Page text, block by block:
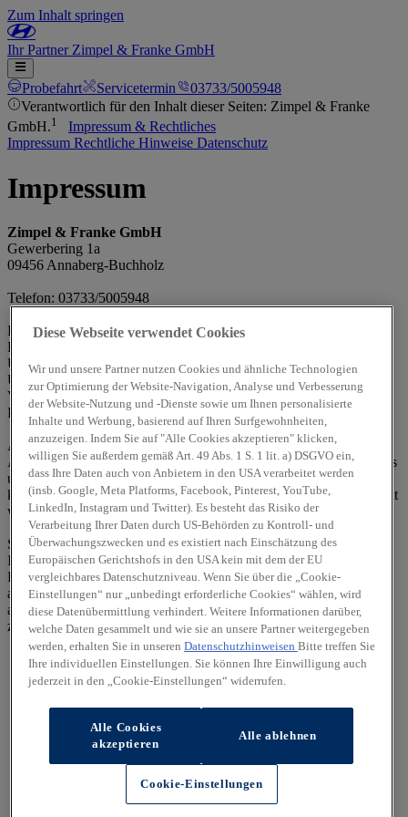
Zum Inhalt springen
IhrPartner Zimpel & Franke GmbH
Probefahrt Servicetermin
03733/5005948
Verantwortlich für den Inhalt dieser Seiten: Zimpel & Franke
GmbH.1
Impressum & Rechtliches
Impressum Rechtliche Hinweise Datenschutz
Impressum
Zimpel & Franke GmbH
Gewerbering 1a
09456 Annaberg-Buchholz
Telefon: 03733/5005948
Handelsregisternr.: HRB 17464
Handelsregister und Registergericht: Handelsgericht Chemnitz
Umsatzsteueridentifikationsnummer (gemäß §27a
Umsatzsteuergesetz): De 206 164 936
Vertretungsberechtigte(r): Mario Ebert / Volkmar Stöcker
E-Mail:andre.nimczick@zimpleundfranke.de
Alle Rechte vorbehalten. Texte, Bilder, Grafiken, Sound,
Animationen und Videos unterliegen dem Schutz des Urheberrechts
und anderer Schutzgesetze. Der Inhalt dieser Website darf nicht zu
kommerziellen Zwecken verbreitet oder Dritten zugänglich gemacht
werden. Irrtümer und Änderungen vorbehalten.
Sollten wir auf diesen Seiten Verknüpfungen zu anderen Seiten im
Internet angelegt haben, so haben wir auf sämtliche Links keinerlei
Einfluss. Deshalb distanzieren wir uns hiermit ausdrücklich von
allen Inhalten der verknüpften Seiten. Diese Erklärung gilt für alle
auf dieser Seite ausgebrachten Links und für alle Inhalte der Seiten,
zu denen ggf. Banner führen.
Diese Webseite verwendet Cookies
Wir und unsere Partner nutzen Cookies und ähnliche Technologien
zur Optimierung der Website-Navigation, Analyse und Verbesserung
der Website-Nutzung und -Dienste sowie um Ihnen personalisierte
Inhalte und Werbung, basierend auf Ihren Surfgewohnheiten,
anzuzeigen. Indem Sie auf "Alle Cookies akzeptieren" klicken,
willigen Sie außerdem gemäß Art. 49 Abs. 1 S. 1 lit. a) DSGVO ein,
dass Ihre Daten auch von Anbietern in den USA verarbeitet werden
(insb. Google, Meta Platforms, Facebook, Pinterest, YouTube,
LinkedIn, Instagram und Twitter). Es besteht das Risiko der
Verarbeitung Ihrer Daten durch US-Behörden zu Kontroll- und
Überwachungszwecken und es existiert nach Einschätzung des
Europäischen Gerichtshofs in den USA kein mit dem der EU
vergleichbares Datenschutzniveau. Wenn Sie über die „Cookie-
Einstellungen“ nur „unbedingt erforderliche Cookies“ wählen, wird
diese Datenübermittlung verhindert. Weitere Informationen darüber,
welche Daten gesammelt und wie sie an unsere Partner weitergegeben
werden, erhalten Sie in unseren Datenschutzhinweisen Bitte treffen Sie
Ihre individuellen Einstellungen. Sie können Ihre Einwilligung auch
jederzeit in den „Cookie-Einstellungen“ widerrufen.
Alle Cookies
akzeptieren
Alle ablehnen
Cookie-Einstellungen